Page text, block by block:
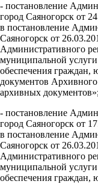
- постановление
город Саяногорск от
в постановление
Саяногорск от
Административного
муниципальной
обеспечения граждан,
документов
архивных документов»;
- постановление
город Саяногорск от
в постановление
Саяногорск от
Административного
муниципальной
обеспечения граждан,